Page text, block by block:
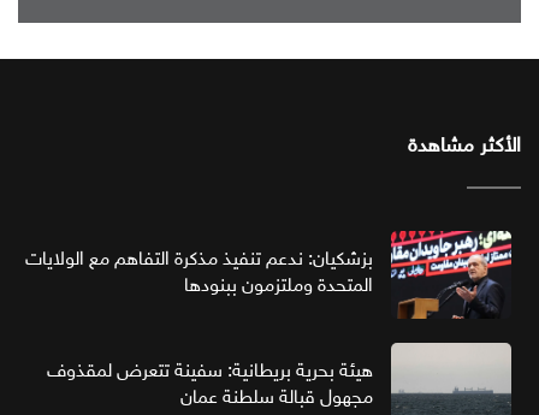
الأكثر مشاهدة
بزشكيان: ندعم تنفيذ مذكرة التفاهم مع الولايات
المتحدة وملتزمون ببنودها
هيئة بحرية بريطانية: سفينة تتعرض لمقذوف
مجهول قبالة سلطنة عمان